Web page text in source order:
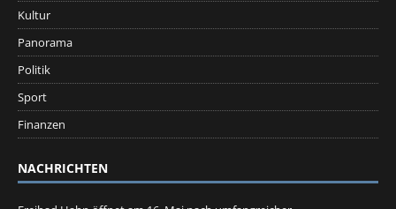
Kultur
Panorama
Politik
Sport
Finanzen
NACHRICHTEN